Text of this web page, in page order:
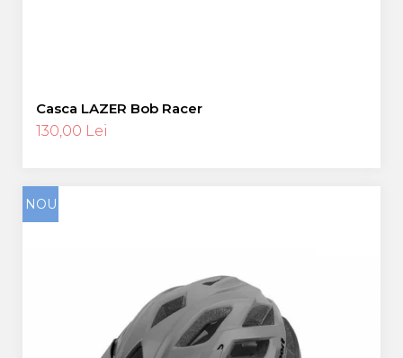
Casca LAZER Bob Racer
130,00 Lei
NOU